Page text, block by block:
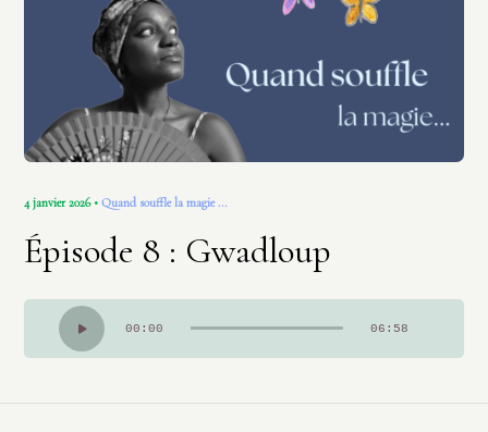
4 janvier 2026 •Quand souffle la magie ...
Épisode 8 : Gwadloup
Lecteur
audio
00:00 06:58